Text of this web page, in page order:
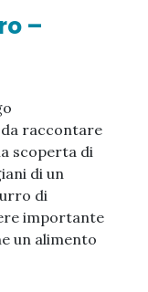
–
raccontare
scoperta di
di un
di
importante
un alimento